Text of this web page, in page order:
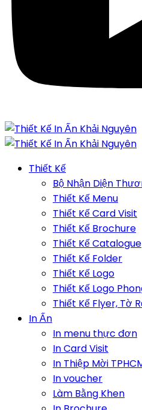
Thiết Kế
Bộ Nhận Diện
Thiết Kế Menu
Thiết Kế Card Visit
Thiết Kế Brochure
Thiết Kế Catalogue
Thiết Kế Folder
Thiết Kế Logo
Thiết Kế Logo
Thiết Kế Flyer, Tờ
In Ấn
In menu thực đơn
In Card Visit
In Thiệp Mời
In voucher
Làm Bằng Khen